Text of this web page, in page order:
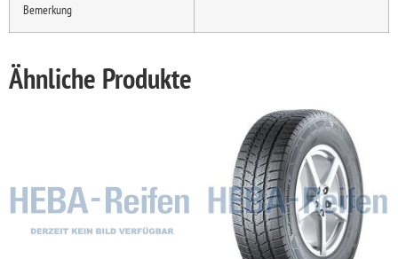
Bemerkung
Ähnliche Produkte